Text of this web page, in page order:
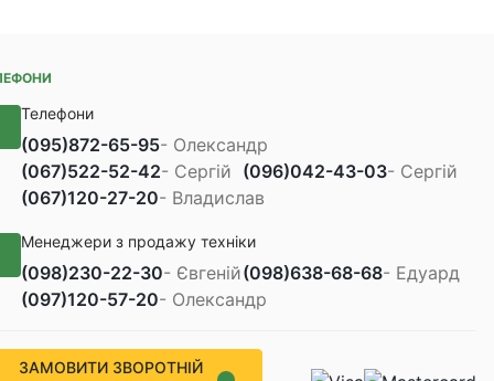
Телефони
(095)872-65-95- Олександр
(067)522-52-42- Сергій (096)042-43-03- Сергій
(067)120-27-20- Владислав
Менеджери з продажу техніки
(098)230-22-30- Євгеній(098)638-68-68- Едуард
(097)120-57-20- Олександр
ЗАМОВИТИ ЗВОРОТНІЙ